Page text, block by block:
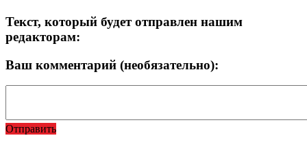
Текст, который будет отправлен нашим
редакторам:
Ваш комментарий (необязательно):
Отправить